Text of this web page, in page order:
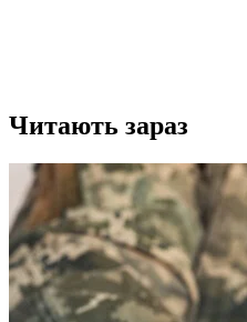
Читають зараз